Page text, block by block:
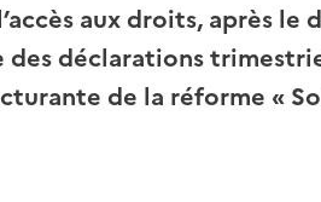
aux droits, après le
des déclarations
de la réforme «